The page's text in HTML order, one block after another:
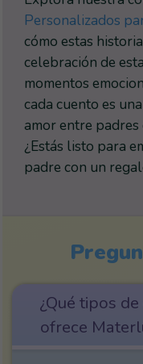
Personalizados
cómo estas
celebración de esta
momentos
cada cuento es
amor entre padres
¿Estás listo para
padre con un
¿Qué tipos
ofrece